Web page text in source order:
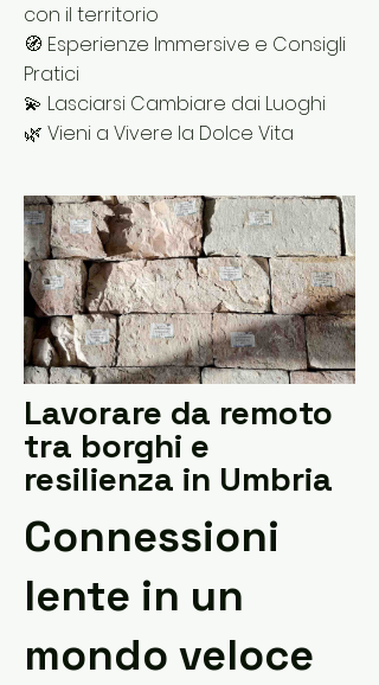
con il territorio
🧭 Esperienze Immersive e Consigli
Pratici
💫 Lasciarsi Cambiare dai Luoghi
🌿 Vieni a Vivere la Dolce Vita
Lavorare da remoto
tra borghi e
resilienza in Umbria
Connessioni
lente in un
mondo veloce